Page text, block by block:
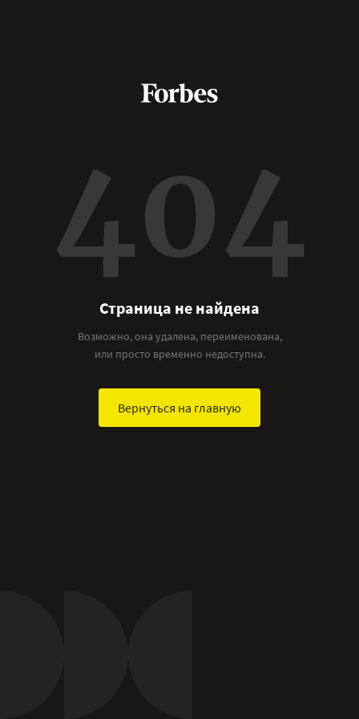
404
Страница не найдена
Возможно, она удалена, переименована,
или просто временно недоступна.
Вернуться на главную